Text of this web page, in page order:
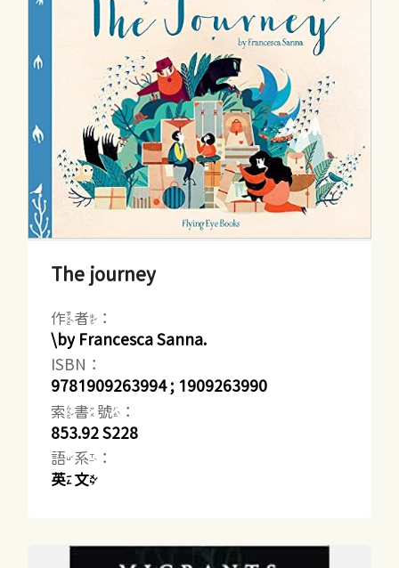
The journey
作者：
\by Francesca Sanna.
ISBN：
9781909263994 ; 1909263990
索書號：
853.92 S228
語系：
英文